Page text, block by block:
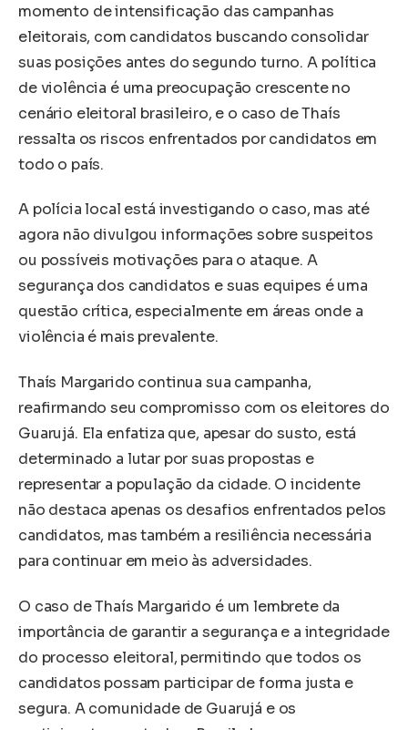
momento de intensificação das campanhas
eleitorais, com candidatos buscando consolidar
suas posições antes do segundo turno. A política
de violência é uma preocupação crescente no
cenário eleitoral brasileiro, e o caso de Thaís
ressalta os riscos enfrentados por candidatos em
todo o país.
A polícia local está investigando o caso, mas até
agora não divulgou informações sobre suspeitos
ou possíveis motivações para o ataque. A
segurança dos candidatos e suas equipes é uma
questão crítica, especialmente em áreas onde a
violência é mais prevalente.
Thaís Margarido continua sua campanha,
reafirmando seu compromisso com os eleitores do
Guarujá. Ela enfatiza que, apesar do susto, está
determinado a lutar por suas propostas e
representar a população da cidade. O incidente
não destaca apenas os desafios enfrentados pelos
candidatos, mas também a resiliência necessária
para continuar em meio às adversidades.
O caso de Thaís Margarido é um lembrete da
importância de garantir a segurança e a integridade
do processo eleitoral, permitindo que todos os
candidatos possam participar de forma justa e
segura. A comunidade de Guarujá e os